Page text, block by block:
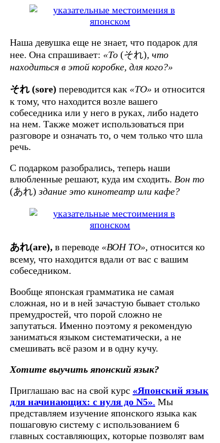
Наша девушка еще не знает, что подарок для
нее. Она спрашивает: «То (それ), что
находиться в этой коробке, для кого?»
それ (sore) переводится как «ТО» и относится
к тому, что находится возле вашего
собеседника или у него в руках, либо надето
на нем. Также может использоваться при
разговоре и означать то, о чем только что шла
речь.
С подарком разобрались, теперь наши
влюбленные решают, куда им сходить. Вон то
(あれ) здание это кинотеатр или кафе?
あれ(are), в переводе «ВОН ТО», относится ко
всему, что находится вдали от вас с вашим
собеседником.
Вообще японская грамматика не самая
сложная, но и в ней зачастую бывает столько
премудростей, что порой сложно не
запутаться. Именно поэтому я рекомендую
заниматься языком систематически, а не
смешивать всё разом и в одну кучу.
Хотите выучить японский язык?
Приглашаю вас на свой курс «Японский язык
для начинающих: с нуля до N5». Мы
представляем изучение японского языка как
пошаговую систему с использованием 6
главных составляющих, которые позволят вам